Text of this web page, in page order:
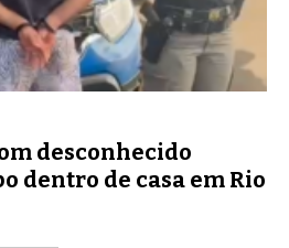
desconhecido
dentro de casa em Rio